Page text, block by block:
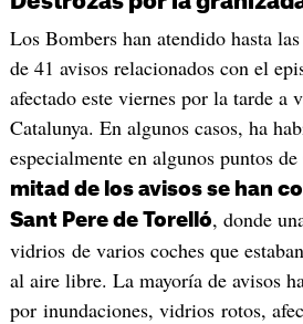
Los Bombers han atendido hasta
de 41 avisos relacionados con el
afectado este viernes por la tarde a
Catalunya. En algunos casos, ha
especialmente en algunos puntos
mitad de los avisos se han
Sant Pere de Torelló, donde
vidrios de varios coches que
al aire libre. La mayoría de avisos
por inundaciones, vidrios rotos,